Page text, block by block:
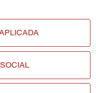
SOCIAL